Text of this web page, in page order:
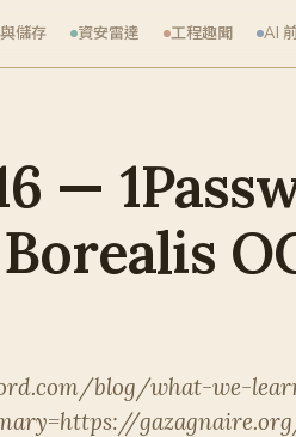
儲存 資安雷達 工程趣聞 AI
—
blog/what-we-